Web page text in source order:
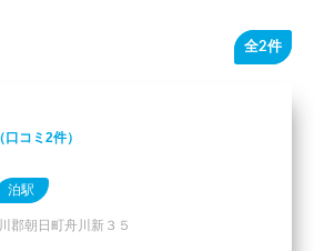
全2件
（口コミ2件）
泊駅
郡朝日町舟川新３５